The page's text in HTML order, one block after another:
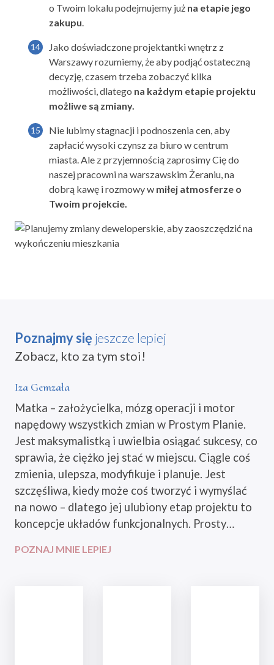
o Twoim lokalu podejmujemy już na etapie jego
zakupu.
Jako doświadczoneprojektantki wnętrz z
Warszawyrozumiemy, że aby podjąć ostateczną
decyzję, czasem trzeba zobaczyć kilka
możliwości, dlatego na każdym etapie projektu
możliwe są zmiany.
Nie lubimy stagnacji i podnoszenia cen, aby
zapłacić wysoki czynsz za biuro w centrum
miasta. Ale z przyjemnością zaprosimy Cię do
naszej pracowni na warszawskim Żeraniu, na
dobrą kawę i rozmowy w miłej atmosferze o
Twoim projekcie.
Poznajmy się jeszcze lepiej
Zobacz, kto za tym stoi!
Iza Gemzała
Matka – założycielka, mózg operacji i motor
napędowy wszystkich zmian w Prostym Planie.
Jest maksymalistką i uwielbia osiągać sukcesy, co
sprawia, że ciężko jej stać w miejscu. Ciągle coś
zmienia, ulepsza, modyfikuje i planuje. Jest
szczęśliwa, kiedy może coś tworzyć i wymyślać
na nowo – dlatego jej ulubiony etap projektu to
koncepcje układów funkcjonalnych. Prosty…
POZNAJ MNIE LEPIEJ